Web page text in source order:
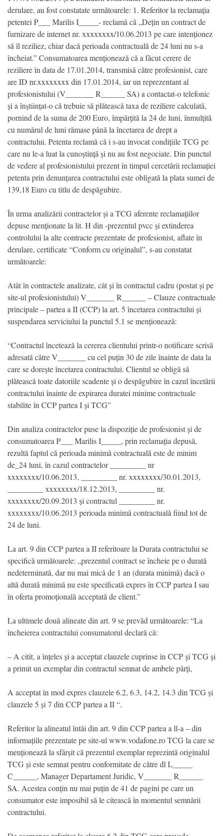
derulare, au fost constatate următoarele: 1. Referitor la reclamația
petentei P___ Marilis I_____- reclamă că „Dețin un contract de
furnizare de internet nr. xxxxxxxx/10.06.2013 pe care intenționez
să îl reziliez, chiar dacă perioada contractuală de 24 luni nu s-a
încheiat.” Consumatoarea menționează că a făcut cerere de
reziliere în data de 17.01.2014, transmisă către profesionist, care
are ID nr.xxxxxxxx din 17.01.2014, iar un reprezentant al
profesionistului (V_______ R______ SA) a contactat-o telefonic
și a înștiințat-o că trebuie să plătească taxa de reziliere calculată,
pornind de la suma de 200 Euro, împărțită la 24 de luni, înmulțită
cu numărul de luni rămase până la încetarea de drept a
contractului. Petenta reclamă că i s-au invocat condițiile TCG pe
care nu le-a luat la cunoștință și nu au fost negociate. Din punctul
de vedere al profesionistului prezent în timpul cercetării reclamației
petenta prin denunțarea contractului este obligată la plata sumei de
139,18 Euro cu titlu de despăgubire.
În urma analizării contractelor și a TCG aferente reclamațiilor
depuse menționate la lit. H din -prezentul pvcc și extinderea
controlului la alte contracte prezentate de profesionist, aflate în
derulare, certificate “Conform cu originalul”, s-au constatat
următoarele:
Atât în contractele analizate, cât și în contractul cadru (postat și pe
site-ul profesionistului) V_______ R______ – Clauze contractuale
principale – partea a II (CCP) la art. 5 încetarea contractului și
suspendarea serviciului la punctul 5.1 se menționează:
“Contractul încetează la cererea clientului printr-o notificare scrisă
adresată către V_______ cu cel puțin 30 de zile înainte de data la
care se dorește încetarea contractului. Clientul se obligă să
plătească toate datoriile scadente și o despăgubire în cazul încetării
contractului înainte de expirarea duratei minime contractuale
stabilite în CCP partea I și TCG”
Din analiza contractelor puse la dispoziție de profesionist și de
consumatoarea P___ Marilis I_____, prin reclamația depusă,
rezultă faptul că perioada minimă contractuală este de minim
de_24 luni, în cazul contractelor _________ nr
xxxxxxxx/10.06.2013, _________ nr. xxxxxxxx/30.01.2013,
_________ xxxxxxxx/18.12.2013, _________ nr.
xxxxxxxx/20.09.2013 și contractul _________ nr.
xxxxxxxx/10.06.2013 perioada minimă contractuală fiind tot de
24 de luni.
La art. 9 din CCP partea a II referitoare la Durata contractului se
specifică următoarele: „prezentul contract se încheie pe o durată
nedeterminată, dar nu mai mică de 1 an (durata minimă) dacă o
altă durată minimă nu este specificată expres în CCP partea I sau
în oferta promoțională acceptată de client.”
La ultimele două alineate din art. 9 se prevăd următoarele: “La
încheierea contractului consumatorul declară că:
– A citit, a înțeles și a acceptat clauzele cuprinse în CCP și TCG și
a primit un exemplar din contractul semnat de ambele părți,
A acceptat în mod expres clauzele 6.2, 6.3, 14.2, 14.3 din TCG și
clauzele 5 și 7 din CCP partea a II “.
Referitor la alineatul întâi din art. 9 din CCP partea a ll-a – din
informațiile prezentate pe site-ul www.vodafone.ro TCG la care se
menționează la sfârșit că prezentul exemplar reprezintă originalul
TCG și este semnat pentru conformitate de către dl L_____
C______, Manager Departament Juridic, V_______ R______
SA. Acestea conțin nu mai puțin de 41 de pagini pe care un
consumator este imposibil să le citească în momentul semnării
contractului.